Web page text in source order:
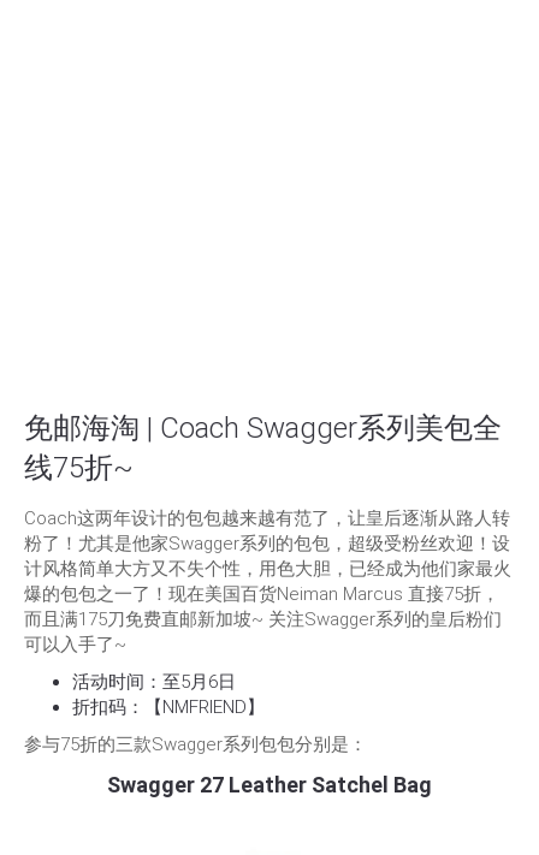
免邮海淘 | Coach Swagger系列美包全
线75折~
Coach这两年设计的包包越来越有范了，让皇后逐渐从路人转
粉了！尤其是他家Swagger系列的包包，超级受粉丝欢迎！设
计风格简单大方又不失个性，用色大胆，已经成为他们家最火
爆的包包之一了！现在美国百货Neiman Marcus 直接75折，
而且满175刀免费直邮新加坡~ 关注Swagger系列的皇后粉们
可以入手了~
活动时间：至5月6日
折扣码：【NMFRIEND】
参与75折的三款Swagger系列包包分别是：
Swagger 27 Leather Satchel Bag